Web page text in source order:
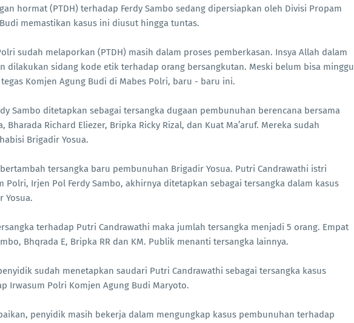
hormat (PTDH) terhadap Ferdy Sambo sedang dipersiapkan oleh Divisi Propam
memastikan kasus ini diusut hingga tuntas.
sudah melaporkan (PTDH) masih dalam proses pemberkasan. Insya Allah dalam
dilakukan sidang kode etik terhadap orang bersangkutan. Meski belum bisa minggu
Komjen Agung Budi di Mabes Polri, baru - baru ini.
Sambo ditetapkan sebagai tersangka dugaan pembunuhan berencana bersama
Bharada Richard Eliezer, Bripka Ricky Rizal, dan Kuat Ma’aruf. Mereka sudah
Brigadir Yosua.
tersangka baru pembunuhan Brigadir Yosua. Putri Candrawathi istri
Polri, Irjen Pol Ferdy Sambo, akhirnya ditetapkan sebagai tersangka dalam kasus
Yosua.
terhadap Putri Candrawathi maka jumlah tersangka menjadi 5 orang. Empat
Bhqrada E, Bripka RR dan KM. Publik menanti tersangka lainnya.
sudah menetapkan saudari Putri Candrawathi sebagai tersangka kasus
Irwasum Polri Komjen Agung Budi Maryoto.
penyidik masih bekerja dalam mengungkap kasus pembunuhan terhadap